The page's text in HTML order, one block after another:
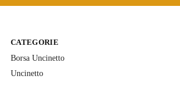
CATEGORIE
Borsa Uncinetto
Uncinetto